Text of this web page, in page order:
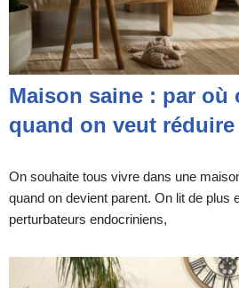
Maison saine : par où
quand on veut
On souhaite tous vivre dans une
quand on devient parent. On lit de plus
perturbateurs endocriniens,